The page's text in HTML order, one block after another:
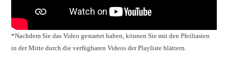
*Nachdem Sie das Video gestartet haben, können Sie mit den Pfeiltasten
in der Mitte durch die verfügbaren Videos der Playliste blättern.